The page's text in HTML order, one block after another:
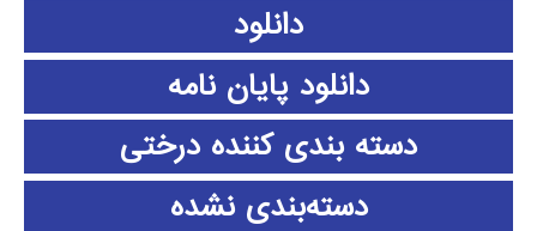
دانلود
دانلود پايان نامه
دسته بندی کننده درختی
دسته‌بندی نشده